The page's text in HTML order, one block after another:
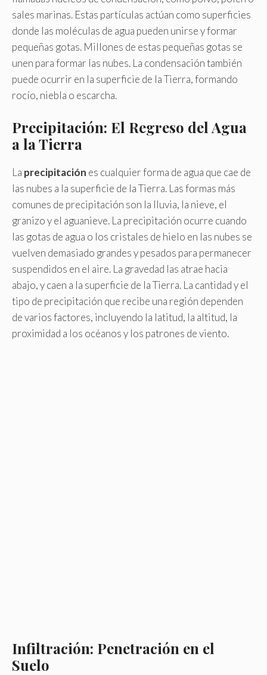
sales marinas. Estas partículas actúan como superficies
donde las moléculas de agua pueden unirse y formar
pequeñas gotas. Millones de estas pequeñas gotas se
unen para formar las nubes. La condensación también
puede ocurrir en la superficie de la Tierra, formando
rocío, niebla o escarcha.
Precipitación: El Regreso del Agua
a la Tierra
La precipitación es cualquier forma de agua que cae de
las nubes a la superficie de la Tierra. Las formas más
comunes de precipitación son la lluvia, la nieve, el
granizo y el aguanieve. La precipitación ocurre cuando
las gotas de agua o los cristales de hielo en las nubes se
vuelven demasiado grandes y pesados para permanecer
suspendidos en el aire. La gravedad las atrae hacia
abajo, y caen a la superficie de la Tierra. La cantidad y el
tipo de precipitación que recibe una región dependen
de varios factores, incluyendo la latitud, la altitud, la
proximidad a los océanos y los patrones de viento.
Infiltración: Penetración en el
Suelo